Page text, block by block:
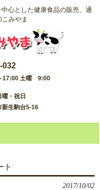
心とした健康食品の販売、通
みやま
032
17:00 土曜 9:00
曜・祝日
新生駒台5-16
ト
2017/10/02